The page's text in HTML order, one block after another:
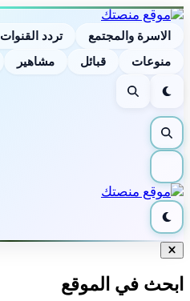
الاسرة والمجتمع تردد القنوات
منوعات
قبائل مشاهير
الوضع
بحث
بحث
القائمة
الوضع
الليلي
إغلاق
ابحث في الموقع